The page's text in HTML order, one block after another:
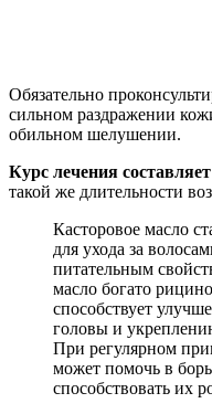
Обязательно
сильном раздражении
обильном шелушении.
Курс лечения
такой же длительности
Касторовое масло
для ухода за
питательным
масло богато
способствует
головы и
При регулярном
может помочь в
способствовать их